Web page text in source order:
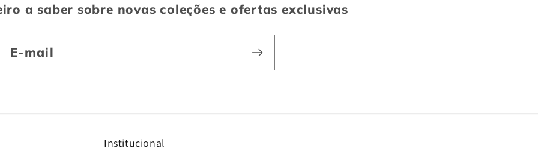
a saber sobre novas coleções e ofertas exclusivas
E-mail
Institucional